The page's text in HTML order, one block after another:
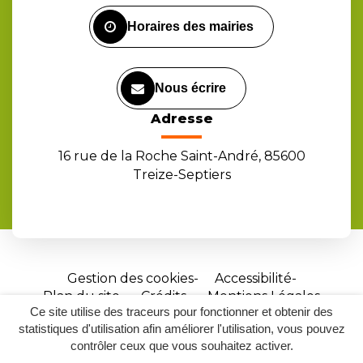
Ce site utilise des traceurs pour fonctionner et obtenir des
statistiques d'utilisation afin améliorer l'utilisation, vous pouvez
contrôler ceux que vous souhaitez activer.
Horaires des mairies
Nous écrire
Adresse
16 rue de la Roche Saint-André, 85600
Treize-Septiers
Gestion des cookies
Accessibilité
Plan du site
Crédits
Mentions Légales
Site
réalisé